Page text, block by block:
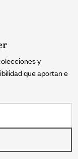
y
que aportan e